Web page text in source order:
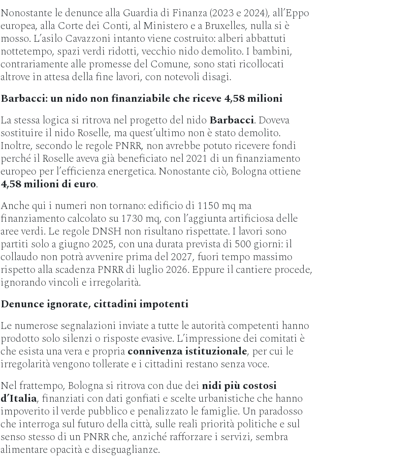
Nonostante le denunce alla Guardia di Finanza (2023 e 2024), all’Eppo
europea, alla Corte dei Conti, al Ministero e a Bruxelles, nulla si è
mosso. L’asilo Cavazzoni intanto viene costruito: alberi abbattuti
nottetempo, spazi verdi ridotti, vecchio nido demolito. I bambini,
contrariamente alle promesse del Comune, sono stati ricollocati
altrove in attesa della fine lavori, con notevoli disagi.
Barbacci: un nido non finanziabile che riceve 4,58 milioni
La stessa logica si ritrova nel progetto del nido Barbacci. Doveva
sostituire il nido Roselle, ma quest’ultimo non è stato demolito.
Inoltre, secondo le regole PNRR, non avrebbe potuto ricevere fondi
perché il Roselle aveva già beneficiato nel 2021 di un finanziamento
europeo per l’efficienza energetica. Nonostante ciò, Bologna ottiene
4,58 milioni di euro.
Anche qui i numeri non tornano: edificio di 1150 mq ma
finanziamento calcolato su 1730 mq, con l’aggiunta artificiosa delle
aree verdi. Le regole DNSH non risultano rispettate. I lavori sono
partiti solo a giugno 2025, con una durata prevista di 500 giorni: il
collaudo non potrà avvenire prima del 2027, fuori tempo massimo
rispetto alla scadenza PNRR di luglio 2026. Eppure il cantiere procede,
ignorando vincoli e irregolarità.
Denunce ignorate, cittadini impotenti
Le numerose segnalazioni inviate a tutte le autorità competenti hanno
prodotto solo silenzi o risposte evasive. L’impressione dei comitati è
che esista una vera e propriaconnivenza istituzionale, per cui le
irregolarità vengono tollerate e i cittadini restano senza voce.
Nel frattempo, Bologna si ritrova con due deinidi più costosi
d’Italia, finanziati con dati gonfiati e scelte urbanistiche che hanno
impoverito il verde pubblico e penalizzato le famiglie. Un paradosso
che interroga sul futuro della città, sulle reali priorità politiche e sul
senso stesso di un PNRR che, anziché rafforzare i servizi, sembra
alimentare opacità e diseguaglianze.